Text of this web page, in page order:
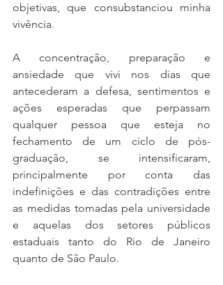
objetivas, que consubstanciou minha
vivência.
A concentração, preparação e
ansiedade que vivi nos dias que
antecederam a defesa, sentimentos e
ações esperadas que perpassam
qualquer pessoa que esteja no
fechamento de um ciclo de pós-
graduação, se intensificaram,
principalmente por conta das
indefinições e das contradições entre
as medidas tomadas pela universidade
e aquelas dos setores públicos
estaduais tanto do Rio de Janeiro
quanto de São Paulo.